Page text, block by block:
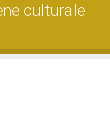
culturale